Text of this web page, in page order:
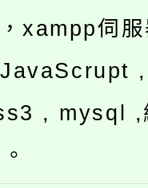
xampp伺
, mysql ,